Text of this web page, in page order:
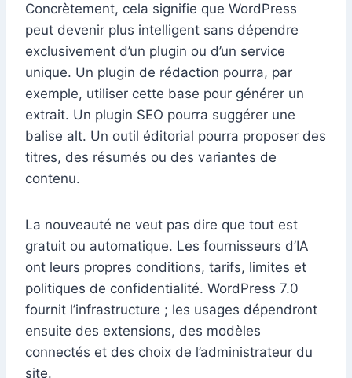
Concrètement, cela signifie que WordPress
peut devenir plus intelligent sans dépendre
exclusivement d’un plugin ou d’un service
unique. Un plugin de rédaction pourra, par
exemple, utiliser cette base pour générer un
extrait. Un plugin SEO pourra suggérer une
balise alt. Un outil éditorial pourra proposer des
titres, des résumés ou des variantes de
contenu.
La nouveauté ne veut pas dire que tout est
gratuit ou automatique. Les fournisseurs d’IA
ont leurs propres conditions, tarifs, limites et
politiques de confidentialité. WordPress 7.0
fournit l’infrastructure ; les usages dépendront
ensuite des extensions, des modèles
connectés et des choix de l’administrateur du
site.